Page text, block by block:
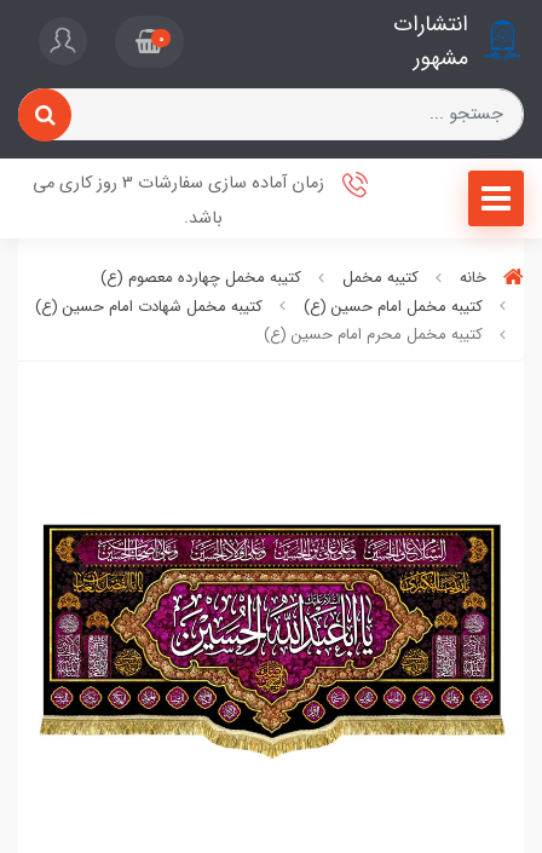
انتشارات
مشهور
0
زمان آماده سازی سفارشات 3 روز کاری می
باشد.
خانه کتیبه مخمل
کتیبه مخمل چهارده معصوم (ع)
کتیبه مخمل امام حسین (ع)
کتیبه مخمل شهادت امام حسین (ع)
کتیبه مخمل محرم امام حسین (ع)